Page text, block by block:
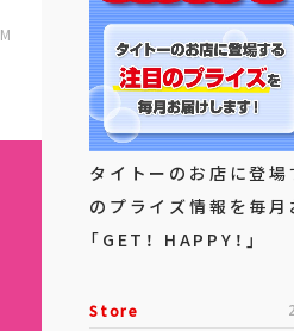
タイトーのお店に登場
のプライズ情報を毎月
「GET！ HAPPY！」
Store